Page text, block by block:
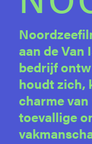
aan de Van
bedrijf
houdt zich,
charme
toevallige